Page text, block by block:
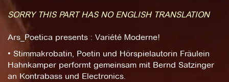
SORRY THIS PART HAS NO ENGLISH TRANSLATION
Ars_Poetica presents : Variété Moderne!
• Stimmakrobatin, Poetin und Hörspielautorin Fräulein
Hahnkamper performt gemeinsam mit Bernd Satzinger
an Kontrabass und Electronics.